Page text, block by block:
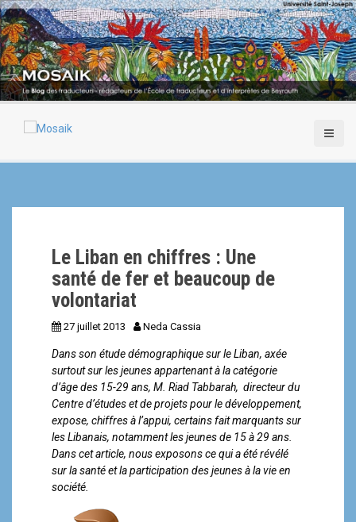
A
l
l
e
r
a
Le Liban en chiffres : Une
santé de fer et beaucoup de
volontariat
27 juillet 2013 Neda Cassia
Dans son étude démographique sur le Liban, axée
surtout sur les jeunes appartenant à la catégorie
d’âge des 15-29 ans, M. Riad Tabbarah, directeur du
Centre d’études et de projets pour le développement,
expose, chiffres à l’appui, certains fait marquants sur
les Libanais, notamment les jeunes de 15 à 29 ans.
Dans cet article, nous exposons ce qui a été révélé
sur la santé et la participation des jeunes à la vie en
société.